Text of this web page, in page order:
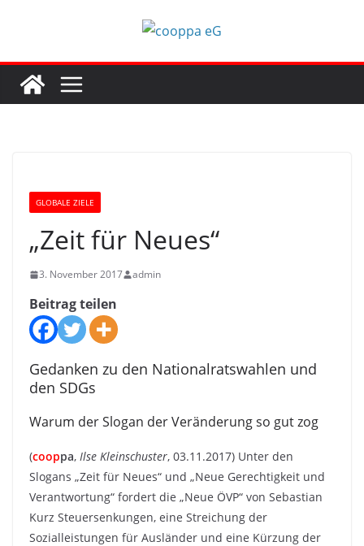
GLOBALE ZIELE
„Zeit für Neues“
3. November 2017 admin
Beitrag teilen
Gedanken zu den Nationalratswahlen und
den SDGs
Warum der Slogan der Veränderung so gut zog
(cooppa, Ilse Kleinschuster, 03.11.2017) Unter den
Slogans „Zeit für Neues“ und „Neue Gerechtigkeit und
Verantwortung“ fordert die „Neue ÖVP“ von Sebastian
Kurz Steuersenkungen, eine Streichung der
Sozialleistungen für Ausländer und eine Kürzung der